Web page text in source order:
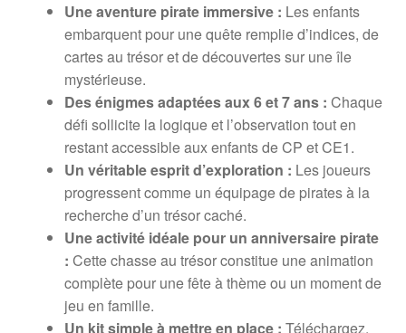
Une aventure pirate immersive : Les enfants
embarquent pour une quête remplie d’indices, de
cartes au trésor et de découvertes sur une île
mystérieuse.
Des énigmes adaptées aux 6 et 7 ans : Chaque
défi sollicite la logique et l’observation tout en
restant accessible aux enfants de CP et CE1.
Un véritable esprit d’exploration : Les joueurs
progressent comme un équipage de pirates à la
recherche d’un trésor caché.
Une activité idéale pour un anniversaire pirate
: Cette chasse au trésor constitue une animation
complète pour une fête à thème ou un moment de
jeu en famille.
Un kit simple à mettre en place : Téléchargez,